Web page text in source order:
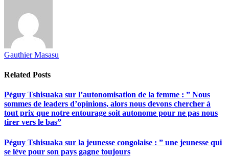
Gauthier Masasu
Related Posts
Péguy Tshisuaka sur l’autonomisation de la femme : ” Nous
sommes de leaders d’opinions, alors nous devons chercher à
tout prix que notre entourage soit autonome pour ne pas nous
tirer vers le bas”
Péguy Tshisuaka sur la jeunesse congolaise : ” une jeunesse qui
se lève pour son pays gagne toujours